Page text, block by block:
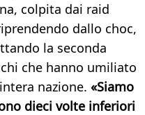
colpita dai raid
dallo choc,
la seconda
che hanno umiliato
nazione. «Siamo
dieci volte inferiori